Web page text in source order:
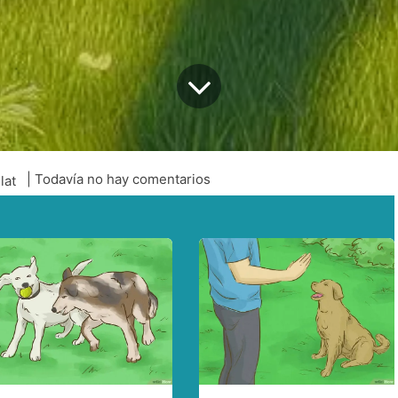
| Todavía no hay comentarios